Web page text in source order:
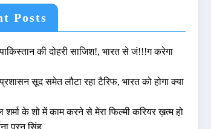
Posts
की दोहरी साजिश!, भारत से जं!!!ग करेगा
सूद समेत लौटा रहा टैरिफ, भारत को होगा क्या
शर्मा के शो में काम करने से मेरा फिल्मी करियर ख़त्म हो
पूरन सिंह..